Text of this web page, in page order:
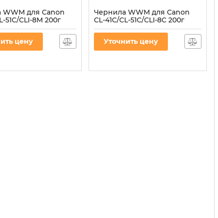
для Canon
51C/CLI-8M 200г
водорастворимые
M цену
Чернила WWM для Canon
CL-41C/CL-51C/CLI-8C 200г
Cyan водорастворимые
(C41/C)
Артикул:C41/C
Уточнить цену